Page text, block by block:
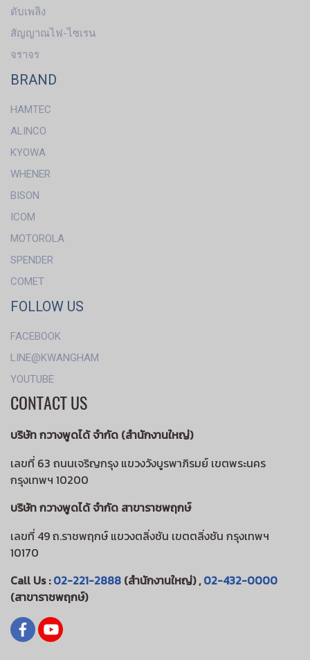
ดับเพลิง
สัญญาณไฟ-ไซเรน
จราจร
BRAND
HAMTEC
ALINCO
KYOWA
WHENER
BISON
ICOM
MOTOROLA
SPENDER
COMET
FOLLOW US
FACEBOOK
LINE@KWANGHAM
YOUTUBE
CONTACT US
บริษัท กวางพูดได้ จำกัด (สำนักงานใหญ่)
เลขที่ 63 ถนนเจริญกรุง แขวงวังบูรพาภิรมย์ เขตพระนคร
กรุงเทพฯ 10200
บริษัท กวางพูดได้ จำกัด สาขาราชพฤกษ์
เลขที่ 49 ถ.ราชพฤกษ์ แขวงตลิ่งชัน เขตตลิ่งชัน กรุงเทพฯ
10170
Call Us :02-221-2888 (สำนักงานใหญ่) ,02-432-0000
(สาขาราชพฤกษ์)